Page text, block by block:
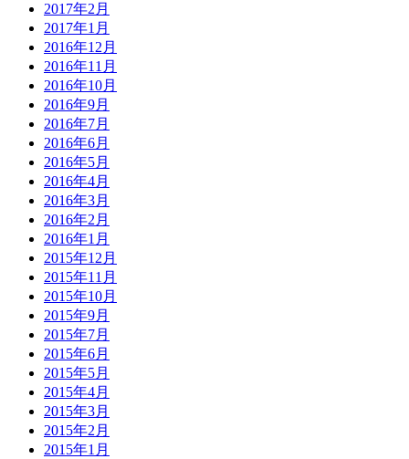
2017年2月
2017年1月
2016年12月
2016年11月
2016年10月
2016年9月
2016年7月
2016年6月
2016年5月
2016年4月
2016年3月
2016年2月
2016年1月
2015年12月
2015年11月
2015年10月
2015年9月
2015年7月
2015年6月
2015年5月
2015年4月
2015年3月
2015年2月
2015年1月